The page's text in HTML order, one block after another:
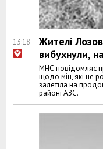
13:18
Жителі
вибухнули,
МНС повідомляє
щодо мін, які не
залетіла на
районі АЗС.